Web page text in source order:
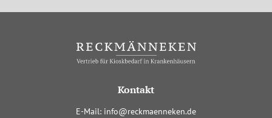
Kontakt
E-Mail: info@reckmaenneken.de